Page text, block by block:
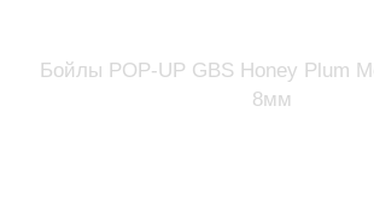
Бойлы POP-UP GBS Honey Plum
8мм